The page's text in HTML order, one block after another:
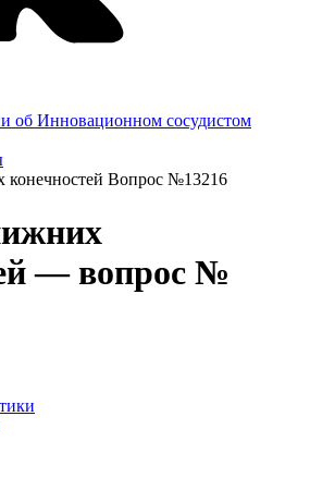
об Инновационном сосудистом
конечностей Вопрос №13216
— вопрос №